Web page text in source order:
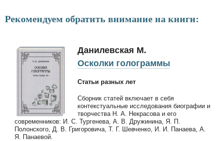
Рекомендуем обратить внимание на книги:
Данилевская М.
Осколки голограммы
Статьи разных лет
Сборник статей включает в себя
контекстуальные исследования биографии и
творчества Н. А. Некрасова и его
современников: И. С. Тургенева, А. В. Дружинина, Я. П.
Полонского, Д. В. Григоровича, Т. Г. Шевченко, И. И. Панаева, А.
Я. Панаевой.